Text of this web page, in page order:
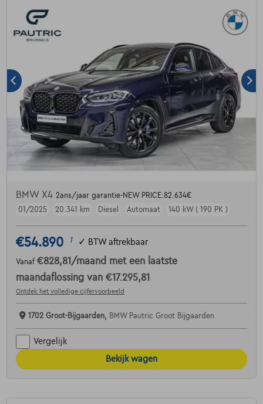
BMW X4 2ans/jaar garantie-NEW PRICE:82.634€
01/2025
20.341 km Diesel Automaat 140 kW ( 190 PK )
€54.890 1 ✓ BTW aftrekbaar
Vanaf €828,81 /maand met een laatste
maandaflossing van €17.295,81
Ontdek het volledige cijfervoorbeeld
1702 Groot-Bijgaarden, BMW Pautric Groot Bijgaarden
Vergelijk
Bekijk wagen